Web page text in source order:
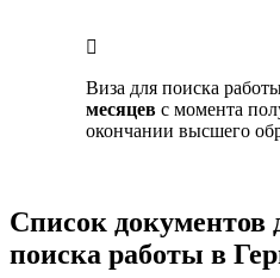
Виза для поиска
месяцев с момента
окончании высшего
Список документов
поиска работы в